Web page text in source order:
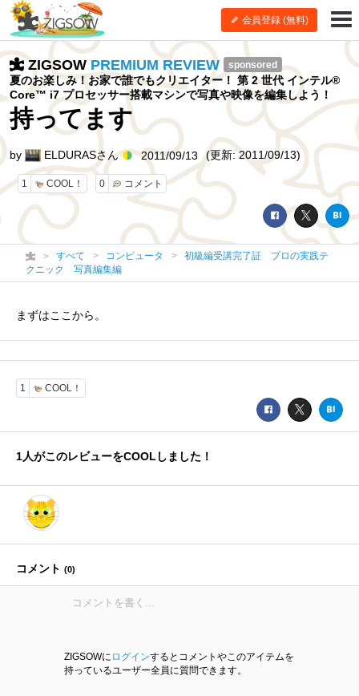
会員登録 (無料)
ZIGSOW PREMIUM REVIEW sponsored
夏のお楽しみ！お家で誰でもクリエイター！ 第 2 世代 インテル®
Core™ i7 プロセッサー搭載マシンで写真や映像を編集しよう！
持ってます
1 COOL！ 0 コメント
by ELDURASさん 2011/09/13 (更新: 2011/09/13)
すべて コンピュータ
初級編受講完了証 プロの実践テ
クニック 写真編集編
まずはここから。
1 COOL！
1人がこのレビューをCOOLしました！
コメント (0)
ZIGSOWに ログインするとコメントやこのアイテムを
持っているユーザー全員に質問できます。